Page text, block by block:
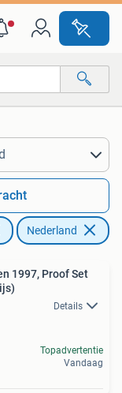
Nederland
1997, Proof Set
Details
Topadvertentie
Vandaag